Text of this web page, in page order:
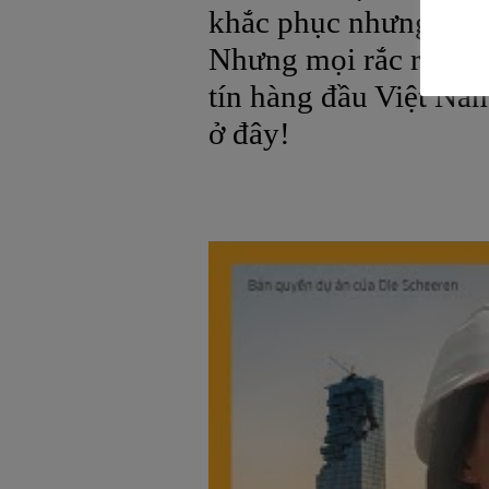
khắc phục nhưng
Nhưng mọi rắc rối
tín hàng đầu Việt
ở đây!